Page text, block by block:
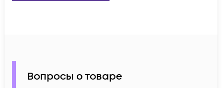
Вопросы о товаре